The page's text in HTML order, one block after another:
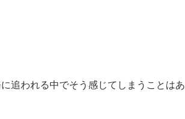
追われる中でそう感じてしまうことはあ